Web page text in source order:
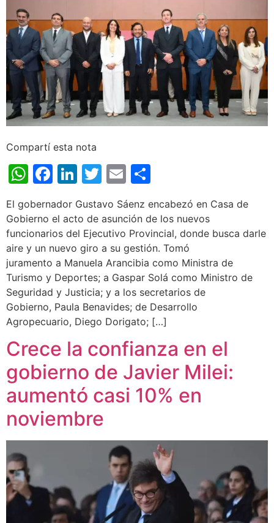
Compartí esta nota
WhatsApp
Facebook
LinkedIn
Twitter
Email
El gobernador Gustavo Sáenz encabezó en Casa de
Gobierno el acto de asunción de los nuevos
funcionarios del Ejecutivo Provincial, donde busca darle
aire y un nuevo giro a su gestión. Tomó
juramento a Manuela Arancibia como Ministra de
Turismo y Deportes; a Gaspar Solá como Ministro de
Seguridad y Justicia; y a los secretarios de
Gobierno, Paula Benavides; de Desarrollo
Agropecuario, Diego Dorigato; […]
Crece la confianza en el
gobierno de Javier Milei:
aumentó casi 10% en
noviembre